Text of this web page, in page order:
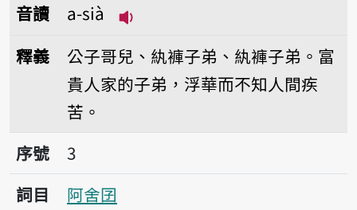
音讀
a-sià
釋義
公子哥兒、紈褲子弟、紈褲子弟。富
貴人家的子弟，浮華而不知人間疾
苦。
序號3阿舍囝
序號
3
詞目
阿舍囝